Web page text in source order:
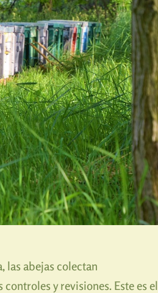
las abejas colectan
y revisiones. Este es el